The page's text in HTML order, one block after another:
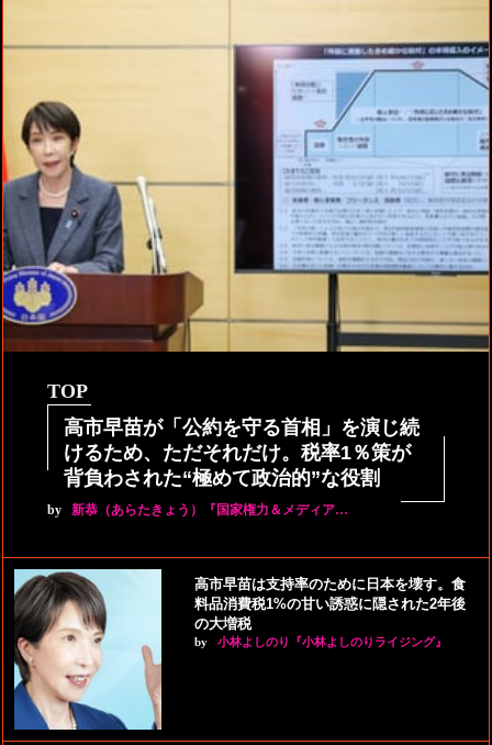
TOP
高市早苗が「公約を守る首相」を演じ続
けるため、ただそれだけ。税率1％策が
背負わされた“極めて政治的”な役割
by 新恭（あらたきょう）『国家権力＆メディア…
高市早苗は支持率のために日本を壊す。食
料品消費税1%の甘い誘惑に隠された2年後
の大増税
by 小林よしのり『小林よしのりライジング』